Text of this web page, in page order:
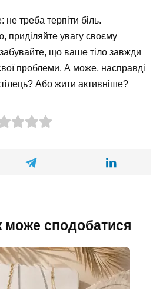
не треба терпіти біль.
приділяйте увагу своєму
що ваше тіло завжди
проблеми. А може, насправді
Або жити активніше?
може сподобатися